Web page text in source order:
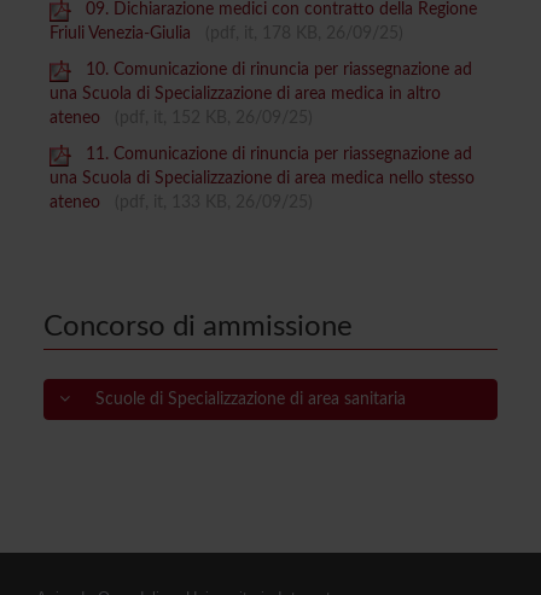
09. Dichiarazione medici con contratto della Regione
Friuli Venezia-Giulia
10. Comunicazione di rinuncia per riassegnazione ad
una Scuola di Specializzazione di area medica in altro
ateneo
11. Comunicazione di rinuncia per riassegnazione ad
una Scuola di Specializzazione di area medica nello stesso
ateneo
Concorso di ammissione
Scuole di Specializzazione di area sanitaria